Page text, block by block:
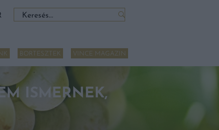
Keresés:
BORTESZTEK VINCE MAGAZIN
ISMERNEK,